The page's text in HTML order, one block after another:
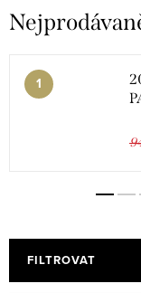
FILTROVAT